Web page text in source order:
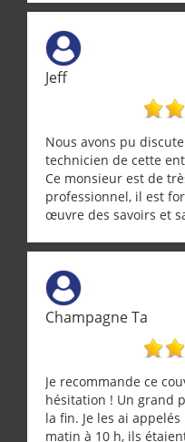
Jeff
Nous avons pu
technicien de cette
Ce monsieur est de
professionnel, il est
œuvre des savoirs et
demande de l écoute
ne se trouve que
Merci a ce monsieur
Champagne Ta
Je recommande ce
hésitation ! Un grand
la fin. Je les ai
matin à 10 h, ils